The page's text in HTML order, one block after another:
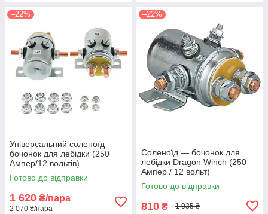
–22%
Універсальний соленоїд —
бочонок для лебідки (250
Ампер/12 вольтів) —
комплект 2 штуки
Готово до відправки
1 620 ₴/пара
2 070 ₴/пара
–22%
Соленоїд — бочонок для
лебідки Dragon Winch (250
Ампер / 12 вольт)
Готово до відправки
810 ₴ 1 035 ₴